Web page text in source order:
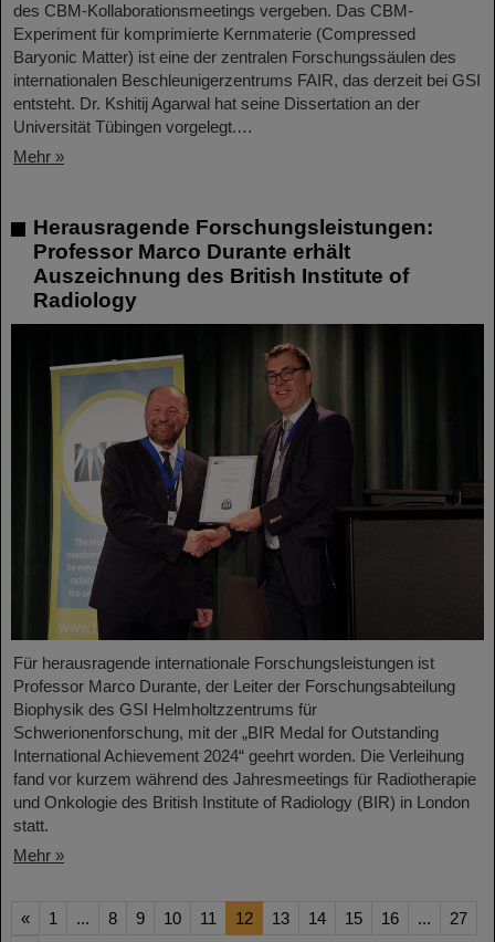
des CBM-Kollaborationsmeetings vergeben. Das CBM-
Experiment für komprimierte Kernmaterie (Compressed
Baryonic Matter) ist eine der zentralen Forschungssäulen des
internationalen Beschleunigerzentrums FAIR, das derzeit bei GSI
entsteht. Dr. Kshitij Agarwal hat seine Dissertation an der
Universität Tübingen vorgelegt.…
Mehr »
Herausragende Forschungsleistungen:
Professor Marco Durante erhält
Auszeichnung des British Institute of
Radiology
Für herausragende internationale Forschungsleistungen ist
Professor Marco Durante, der Leiter der Forschungsabteilung
Biophysik des GSI Helmholtzzentrums für
Schwerionenforschung, mit der „BIR Medal for Outstanding
International Achievement 2024“ geehrt worden. Die Verleihung
fand vor kurzem während des Jahresmeetings für Radiotherapie
und Onkologie des British Institute of Radiology (BIR) in London
statt.
Mehr »
« 1 ... 8 9 10 11 12 13 14 15 16 ...
27